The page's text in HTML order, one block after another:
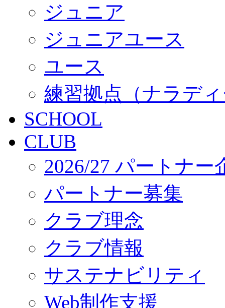
ジュニア
ジュニアユース
ユース
練習拠点（ナラデ
SCHOOL
CLUB
2026/27 パートナー
パートナー募集
クラブ理念
クラブ情報
サステナビリティ
Web制作支援